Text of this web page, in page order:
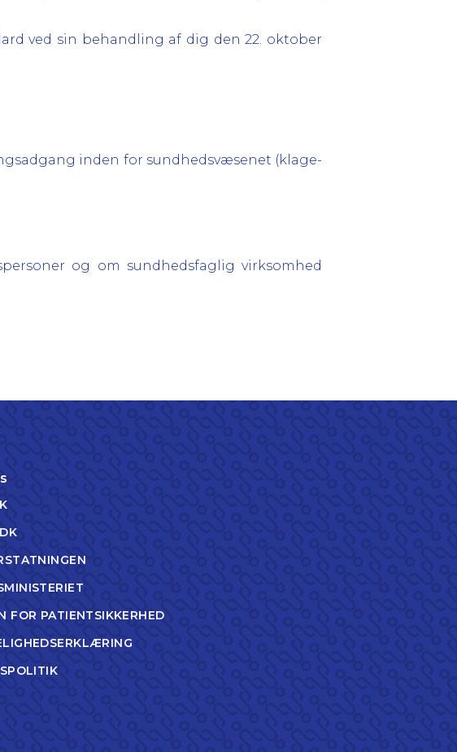
ved sin behandling af dig den 22. oktober
inden for sundhedsvæsenet (klage-
og om sundhedsfaglig virksomhed
FOR PATIENTSIKKERHED